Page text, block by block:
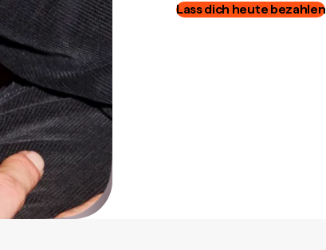
Lass dich heute bezahlen